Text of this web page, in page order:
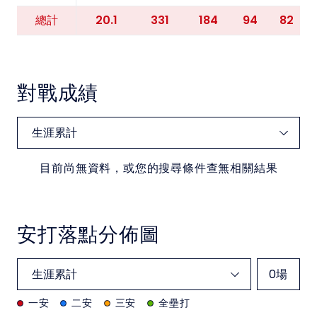
總計 20.1 331 184 94 82
對戰成績
目前尚無資料，或您的搜尋條件查無相關結果
安打落點分佈圖
0場
一安 二安 三安
全壘打